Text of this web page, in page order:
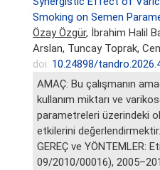
Smoking on Semen
Özay Özgür, İbrahim Halil
Arslan, Tuncay Toprak,
doi: 10.24898/
AMAÇ: Bu çalışmanın
kullanım miktarı ve
parametreleri üzerindeki
etkilerini değerlendirmektir.
GEREÇ ve YÖNTEMLER:
09/2010/00016),